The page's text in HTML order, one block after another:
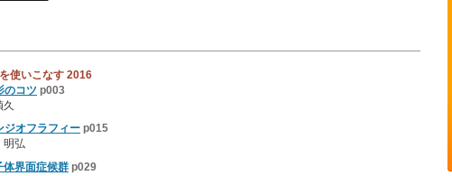
使いこなす 2016
のコツ p003
ジオフラフィー p015
弘
体界面症候群 p029